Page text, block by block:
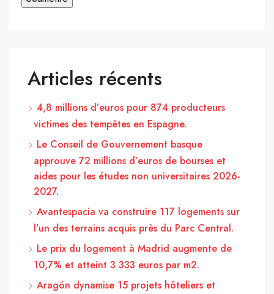
Articles récents
4,8 millions d’euros pour 874 producteurs
victimes des tempêtes en Espagne.
Le Conseil de Gouvernement basque
approuve 72 millions d’euros de bourses et
aides pour les études non universitaires 2026-
2027.
Avantespacia va construire 117 logements sur
l’un des terrains acquis près du Parc Central.
Le prix du logement à Madrid augmente de
10,7% et atteint 3 333 euros par m2.
Aragón dynamise 15 projets hôteliers et